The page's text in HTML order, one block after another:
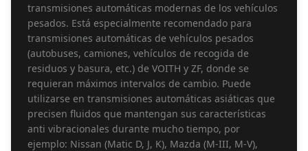
transmisiones automáticas modernas de los vehículos
pesados. Está especialmente recomendado para
transmisiones automáticas de vehículos pesados
(autobuses, camiones, vehículos de recogida de
residuos y basura, etc.) de VOITH y ZF, donde se
requieran máximos intervalos de cambio. Puede
utilizarse en transmisiones automáticas asiáticas que
precisen fluidos que mantengan sus características
anti vibracionales durante mucho tiempo, por
ejemplo: Nissan (Matic D, J, K), Mazda (M-III, M-V),